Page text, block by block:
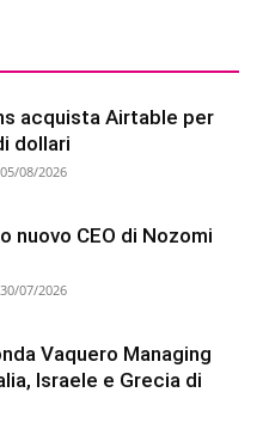
acquista Airtable per
dollari
05/08/2026
nuovo CEO di Nozomi
30/07/2026
Vaquero Managing
Israele e Grecia di